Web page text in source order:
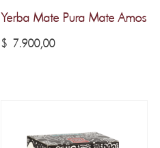
Yerba Mate Pura Mate Amos
$7.900,00